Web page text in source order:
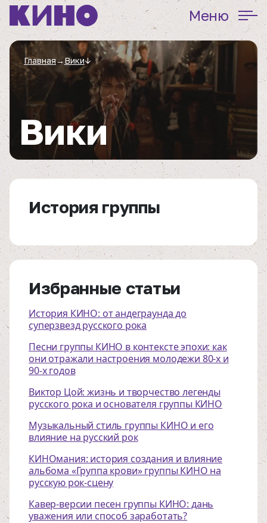
Меню
Главная→Вики↓
Вики
История группы
Избранные статьи
История КИНО: от андеграунда до
суперзвезд русского рока
Песни группы КИНО в контексте эпохи: как
они отражали настроения молодежи 80-х и
90-х годов
Виктор Цой: жизнь и творчество легенды
русского рока и основателя группы КИНО
Музыкальный стиль группы КИНО и его
влияние на русский рок
КИНОмания: история создания и влияние
альбома «Группа крови» группы КИНО на
русскую рок-сцену
Кавер-версии песен группы КИНО: дань
уважения или способ заработать?